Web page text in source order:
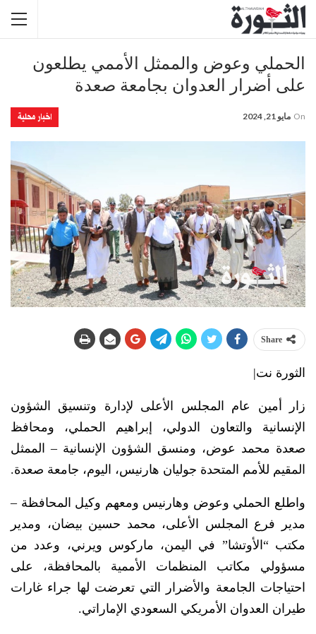
الحملي وعوض والممثل الأممي يطلعون
على أضرار العدوان بجامعة صعدة
اخبار محلية On مايو 21, 2024
Share
الثورة نت|
زار أمين عام المجلس الأعلى لإدارة وتنسيق الشؤون
الإنسانية والتعاون الدولي، إبراهيم الحملي، ومحافظ
صعدة محمد عوض، ومنسق الشؤون الإنسانية – الممثل
المقيم للأمم المتحدة جوليان هارنيس، اليوم، جامعة صعدة.
واطلع الحملي وعوض وهارنيس ومعهم وكيل المحافظة –
مدير فرع المجلس الأعلى، محمد حسين بيضان، ومدير
مكتب “الأوتشا” في اليمن، ماركوس ويرني، وعدد من
مسؤولي مكاتب المنظمات الأممية بالمحافظة، على
احتياجات الجامعة والأضرار التي تعرضت لها جراء غارات
طيران العدوان الأمريكي السعودي الإماراتي.